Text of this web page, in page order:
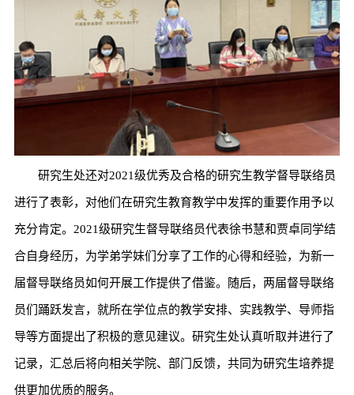
研究生处还对2021级优秀及合格的研究生教学督导联络员
进行了表彰，对他们在研究生教育教学中发挥的重要作用予以
充分肯定。2021级研究生督导联络员代表徐书慧和贾卓同学结
合自身经历，为学弟学妹们分享了工作的心得和经验，为新一
届督导联络员如何开展工作提供了借鉴。随后，两届督导联络
员们踊跃发言，就所在学位点的教学安排、实践教学、导师指
导等方面提出了积极的意见建议。研究生处认真听取并进行了
记录，汇总后将向相关学院、部门反馈，共同为研究生培养提
供更加优质的服务。